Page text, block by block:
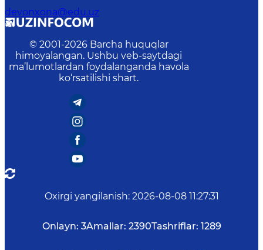
devonxona@edu.uz
© 2001-2026 Barcha huquqlar
himoyalangan. Ushbu veb-saytdagi
ma’lumotlardan foydalanganda havola
ko‘rsatilishi shart.
Oxirgi yangilanish: 2026-08-08 11:27:31
Onlayn: 3Amallar: 2390Tashriflar: 1289